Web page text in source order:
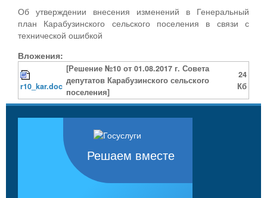
Об утверждении внесения изменений в Генеральный
план Карабузинского сельского поселения в связи с
технической ошибкой
Вложения:
r10_kar.doc
[Решение №10 от 01.08.2017 г. Совета
депутатов Карабузинского сельского
поселения]
24
Кб
Решаем вместе